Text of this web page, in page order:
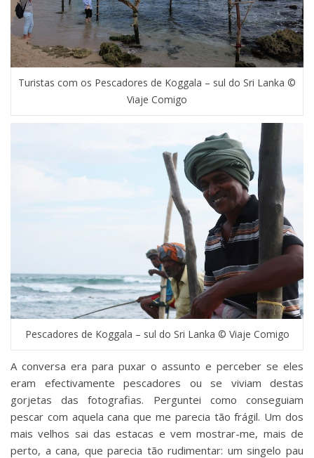
Turistas com os Pescadores de Koggala – sul do Sri Lanka ©
Viaje Comigo
Pescadores de Koggala – sul do Sri Lanka © Viaje Comigo
A conversa era para puxar o assunto e perceber se eles
eram efectivamente pescadores ou se viviam destas
gorjetas das fotografias. Perguntei como conseguiam
pescar com aquela cana que me parecia tão frágil. Um dos
mais velhos sai das estacas e vem mostrar-me, mais de
perto, a cana, que parecia tão rudimentar: um singelo pau